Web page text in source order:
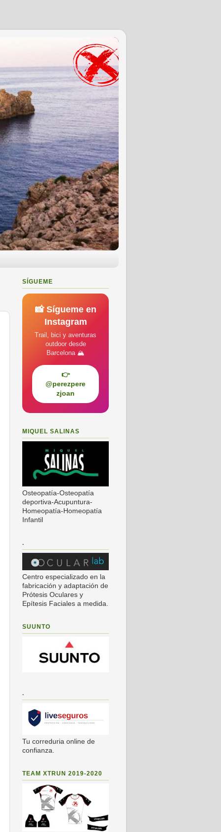
SÍGUEME
📸 Sígueme en
Instagram
Trail, bici y aventuras
outdoor desde
Barcelona 🏔️
👉
@perezpere
zjoan
MIQUEL SALINAS
Osteopatía-Osteopatía
deportiva-Acupuntura-
Homeopatía-Homeopatía
Infantil
.
Centro especializado en la
fabricación y adaptación de
Prótesis Oculares y
Epítesis Faciales a medida.
SUUNTO
.
Tu correduria online de
confianza.
TEAM XTRUN 2019-2020